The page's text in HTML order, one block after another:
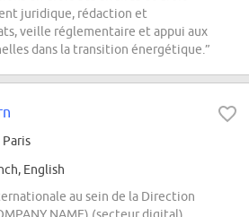
juridique, rédaction et
veille réglementaire et appui aux
dans la transition énergétique.”
Paris
English
au sein de la Direction